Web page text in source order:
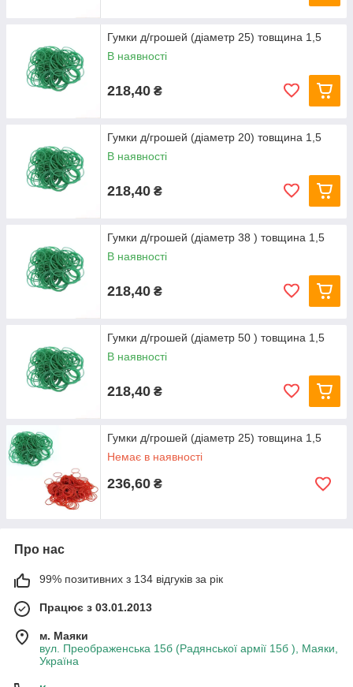
Гумки д/грошей (діаметр 25) товщина 1,5
В наявності
218,40 ₴
Гумки д/грошей (діаметр 20) товщина 1,5
В наявності
218,40 ₴
Гумки д/грошей (діаметр 38 ) товщина 1,5
В наявності
218,40 ₴
Гумки д/грошей (діаметр 50 ) товщина 1,5
В наявності
218,40 ₴
Гумки д/грошей (діаметр 25) товщина 1,5
Немає в наявності
236,60 ₴
Про нас
99% позитивних з 134 відгуків за рік
Працює з 03.01.2013
м. Маяки
вул. Преображенська 15б (Радянської армії 15б ), Маяки,
Україна